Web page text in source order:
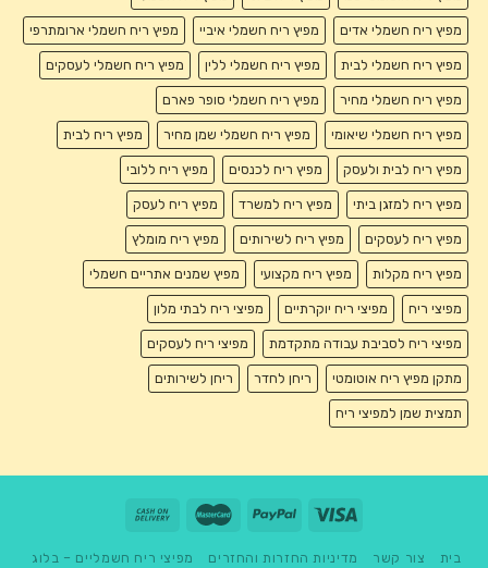
מפיץ ריח חשמלי אדים מפיץ ריח חשמלי איביי מפיץ ריח חשמלי ארומתרפי
מפיץ ריח חשמלי לבית מפיץ ריח חשמלי ללין מפיץ ריח חשמלי לעסקים
מפיץ ריח חשמלי מחיר מפיץ ריח חשמלי סופר פארם
מפיץ ריח חשמלי שיאומי מפיץ ריח חשמלי שמן מחיר מפיץ ריח לבית
מפיץ ריח לבית ולעסק מפיץ ריח לכנסים מפיץ ריח ללובי
מפיץ ריח למזגן ביתי מפיץ ריח למשרד מפיץ ריח לעסק
מפיץ ריח לעסקים מפיץ ריח לשירותים מפיץ ריח מומלץ
מפיץ ריח מקלות מפיץ ריח מקצועי מפיץ שמנים אתריים חשמלי
מפיצי ריח מפיצי ריח יוקרתיים מפיצי ריח לבתי מלון
מפיצי ריח לסביבת עבודה מתקדמת מפיצי ריח לעסקים
מתקן מפיץ ריח אוטומטי ריחן לחדר ריחן לשירותים
תמצית שמן למפיצי ריח
בית צור קשר מדיניות החזרות והחזרים
מפיצי ריח חשמליים – בלוג